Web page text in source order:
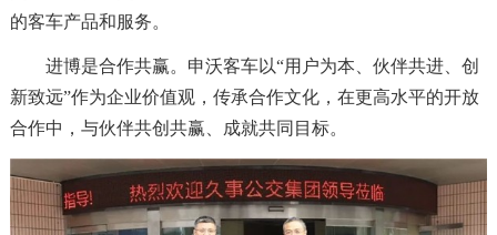
的客车产品和服务。
进博是合作共赢。申沃客车以“用户为本、伙伴共进、创
新致远”作为企业价值观，传承合作文化，在更高水平的开放
合作中，与伙伴共创共赢、成就共同目标。